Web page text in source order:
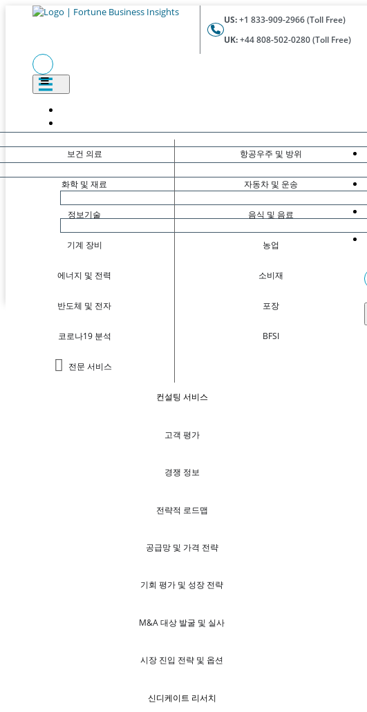
US:+1 833-909-2966 (Toll Free)
UK:+44 808-502-0280 (Toll Free)
보건 의료
화학 및 재료
정보기술
기계 장비
에너지 및 전력
반도체 및 전자
코로나19 분석
전문 서비스
항공우주 및 방위
자동차 및 운송
음식 및 음료
농업
소비재
포장
BFSI
컨설팅 서비스
고객 평가
경쟁 정보
전략적 로드맵
공급망 및 가격 전략
기회 평가 및 성장 전략
M&A 대상 발굴 및 실사
시장 진입 전략 및 옵션
신디케이트 리서치